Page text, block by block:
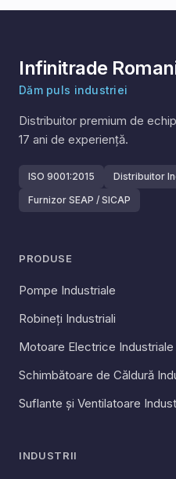
Infinitrade
Dăm puls industriei
Distribuitor premium de
17 ani de experiență.
ISO 9001:2015
Distribuitor
Furnizor SEAP / SICAP
PRODUSE
Pompe Industriale
Robineți Industriali
Motoare Electrice Industriale
Schimbătoare de Căldură
Suflante și Ventilatoare
INDUSTRII